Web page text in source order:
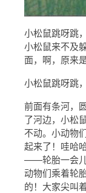
小松鼠跳呀跳
小松鼠来不及
面，啊，原来
小松鼠跳呀跳
前面有条河，
了河边，小松
不动。小动物
起来了！哇哈
——轮胎一会
动物们乘着轮
的！大家尖叫